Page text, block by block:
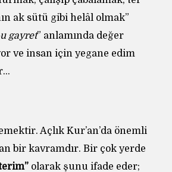
ak sütü gibi helâl olmak”
u gayret” anlamında değer
ve insan için yegane edim
Açlık Kur’an’da önemli
bir kavramdır. Bir çok yerde
olarak şunu ifade eder;